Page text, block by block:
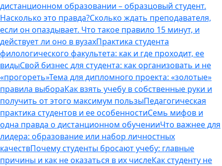
дистанционном образовании – образцовый студент.
Насколько это правда?Сколько ждать преподавателя,
если он опаздывает. Что такое правило 15 минут, и
действует ли оно в вузахПрактика студента
филологического факультета: как и где проходит, ее
видыСвой бизнес для студента: как организовать и не
«прогореть»Тема для дипломного проекта: «золотые»
правила выбораКак взять учебу в собственные руки и
получить от этого максимум пользыПедагогическая
практика студентов и ее особенностиСемь мифов и
одна правда о дистанционном обученииЧто важнее для
лидера: образование или набор личностных
качествПочему студенты бросают учебу: главные
причины и как не оказаться в их числеКак студенту не